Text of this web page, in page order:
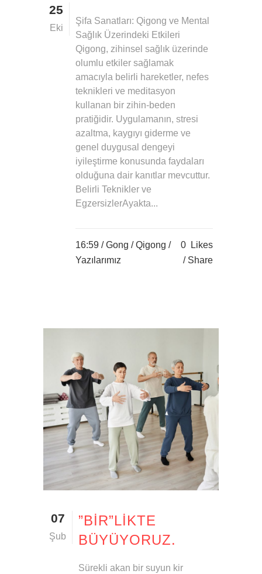
25
Eki
Şifa Sanatları: Qigong ve Mental
Sağlık Üzerindeki Etkileri
Qigong, zihinsel sağlık üzerinde
olumlu etkiler sağlamak
amacıyla belirli hareketler, nefes
teknikleri ve meditasyon
kullanan bir zihin-beden
pratiğidir. Uygulamanın, stresi
azaltma, kaygıyı giderme ve
genel duygusal dengeyi
iyileştirme konusunda faydaları
olduğuna dair kanıtlar mevcuttur.
Belirli Teknikler ve
EgzersizlerAyakta...
16:59 /Gong /Qigong /
Yazılarımız
0
Likes
Share
07
Şub
”BİR”LIKTE
BÜYÜYORUZ.
Sürekli akan bir suyun kir